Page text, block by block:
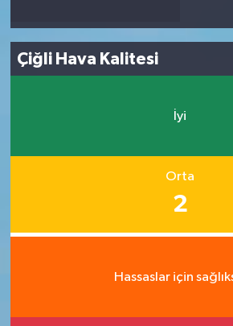
Çiğli Hava Kalitesi
İyi
Orta
2
Hassaslar için